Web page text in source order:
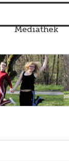
Mediathek
Startseite»